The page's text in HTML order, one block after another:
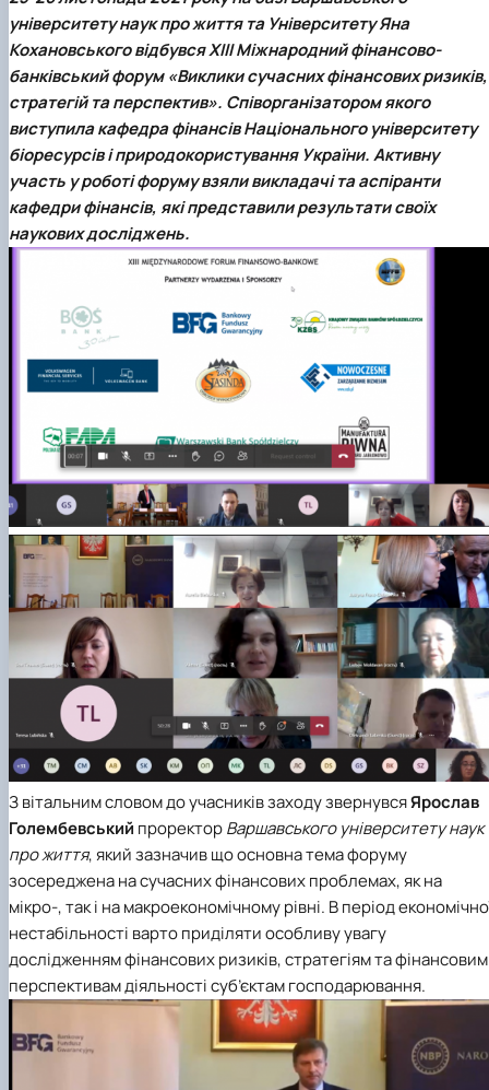
університету наук про життя та Університету Яна
Кохановського відбувся XIII Міжнародний фінансово-
банківський форум «Виклики сучасних фінансових ризиків,
стратегій та перспектив». Співорганізатором якого
виступила кафедра фінансів Національного університету
біоресурсів і природокористування України. Активну
участь у роботі форуму взяли викладачі та аспіранти
кафедри фінансів, які представили результати своїх
наукових досліджень.
З вітальним словом до учасників заходу звернувсяЯрослав
Голембевський проректорВаршавського університету наук
про життя, який зазначив що основна тема форуму
зосереджена на сучасних фінансових проблемах, як на
мікро-, так і на макроекономічному рівні. В період
нестабільності варто приділяти особливу увагу
дослідженням фінансових ризиків, стратегіям та фінансовим
перспективам діяльності суб’єктам господарювання.